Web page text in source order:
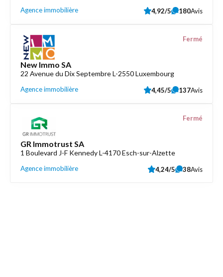
Agence immobilière 4,92/5 180Avis
New Immo SA
22 Avenue du Dix Septembre L-2550 Luxembourg
Agence immobilière
Fermé
4,45/5 137Avis
GR Immotrust SA
1 Boulevard J-F Kennedy L-4170 Esch-sur-Alzette
Agence immobilière
Fermé
4,24/5 38Avis